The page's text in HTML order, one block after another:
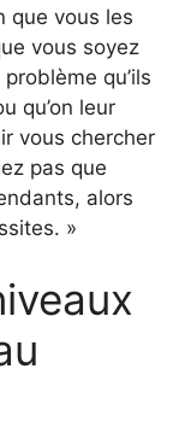
que vous les
vous soyez
problème qu’ils
qu’on leur
vous chercher
pas que
alors
»